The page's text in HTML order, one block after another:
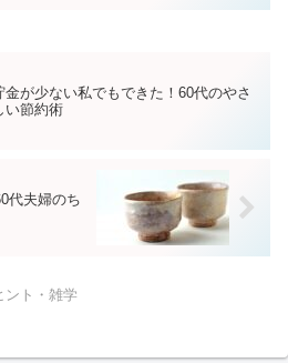
金が少ない私でもできた！60代のやさ
い節約術
代夫婦のち
ント・雑学